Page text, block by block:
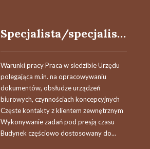
Specjalista/specjalistka
Warunki pracy Praca w siedzibie Urzędu
polegająca m.in. na opracowywaniu
dokumentów, obsłudze urządzeń
biurowych, czynnościach koncepcyjnych
Częste kontakty z klientem zewnętrznym
Wykonywanie zadań pod presją czasu
Budynek częściowo dostosowany do...